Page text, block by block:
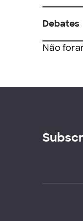
Debates
Não